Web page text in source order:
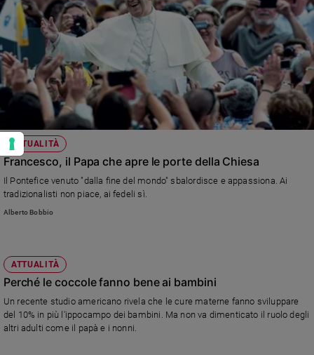
ATTUALITÀ
Francesco, il Papa che apre le porte della Chiesa
Il Pontefice venuto "dalla fine del mondo" sbalordisce e appassiona. Ai
tradizionalisti non piace, ai fedeli sì.
Alberto Bobbio
ATTUALITÀ
Perché le coccole fanno bene ai bambini
Un recente studio americano rivela che le cure materne fanno sviluppare
del 10% in più l'ippocampo dei bambini. Ma non va dimenticato il ruolo degli
altri adulti come il papà e i nonni.